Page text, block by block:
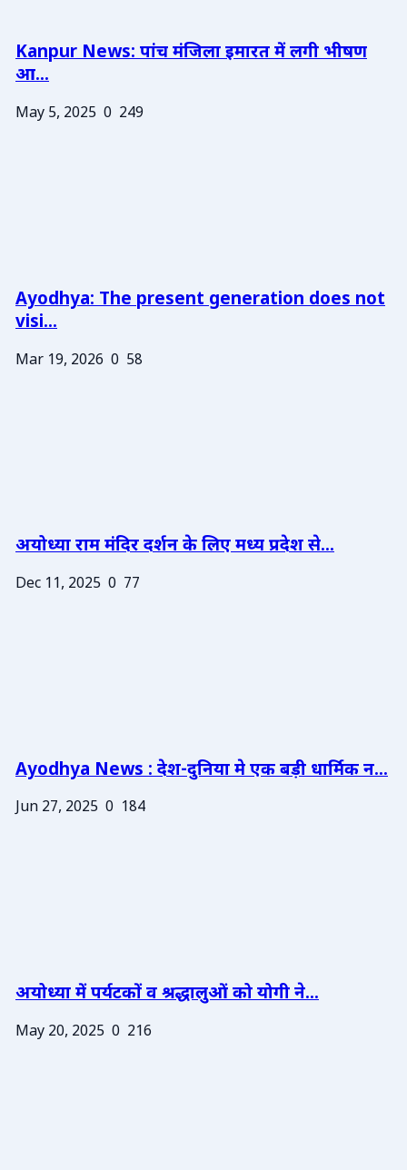
Kanpur News: पांच मंजिला इमारत में लगी भीषण
आ...
May 5, 2025 0 249
Ayodhya: The present generation does not
visi...
Mar 19, 2026 0 58
अयोध्या राम मंदिर दर्शन के लिए मध्य प्रदेश से...
Dec 11, 2025 0 77
Ayodhya News : देश-दुनिया मे एक बड़ी धार्मिक न...
Jun 27, 2025 0 184
अयोध्या में पर्यटकों व श्रद्धालुओं को योगी ने...
May 20, 2025 0 216